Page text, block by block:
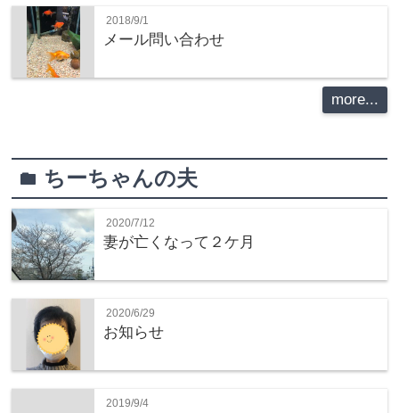
2018/9/1
メール問い合わせ
more...
folder ちーちゃんの夫
2020/7/12
妻が亡くなって２ケ月
2020/6/29
お知らせ
2019/9/4